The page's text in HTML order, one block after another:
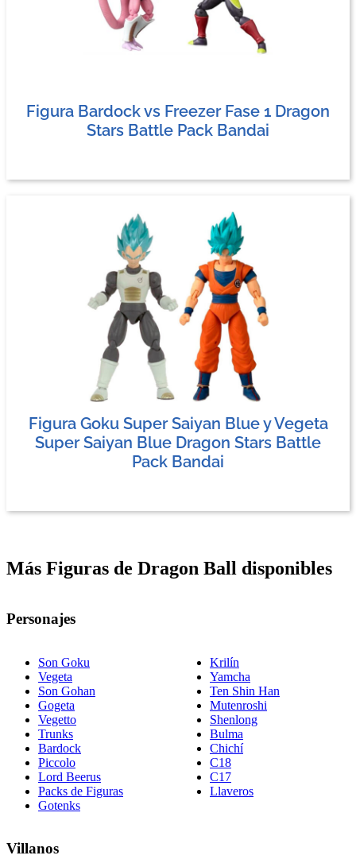
Figura Bardock vs Freezer Fase 1 Dragon
Stars Battle Pack Bandai
Figura Goku Super Saiyan Blue y Vegeta
Super Saiyan Blue Dragon Stars Battle
Pack Bandai
Más Figuras de Dragon Ball disponibles
Personajes
Son Goku
Vegeta
Son Gohan
Gogeta
Vegetto
Trunks
Bardock
Piccolo
Lord Beerus
Packs de Figuras
Gotenks
Krilín
Yamcha
Ten Shin Han
Mutenroshi
Shenlong
Bulma
Chichí
C18
C17
Llaveros
Villanos